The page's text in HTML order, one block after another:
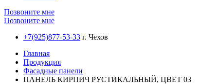
Позвоните мне
Позвоните мне
+7(925)877-53-33 г. Чехов
Главная
Продукция
Фасадные панели
ПАНЕЛЬ КИРПИЧ РУСТИКАЛЬНЫЙ, ЦВЕТ 03